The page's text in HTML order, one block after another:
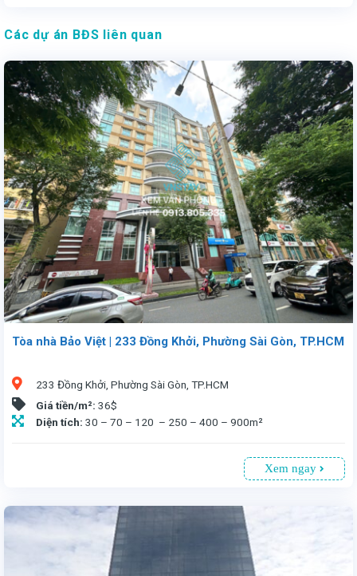
Các dự án BĐS liên quan
Tòa nhà Bảo Việt | 233 Đồng Khởi, Phường Sài Gòn, TP.HCM
233 Đồng Khởi, Phường Sài Gòn, TP.HCM
Giá tiền/m²: 36$
Diện tích: 30 – 70 – 120 – 250 – 400 – 900m²
Xem ngay